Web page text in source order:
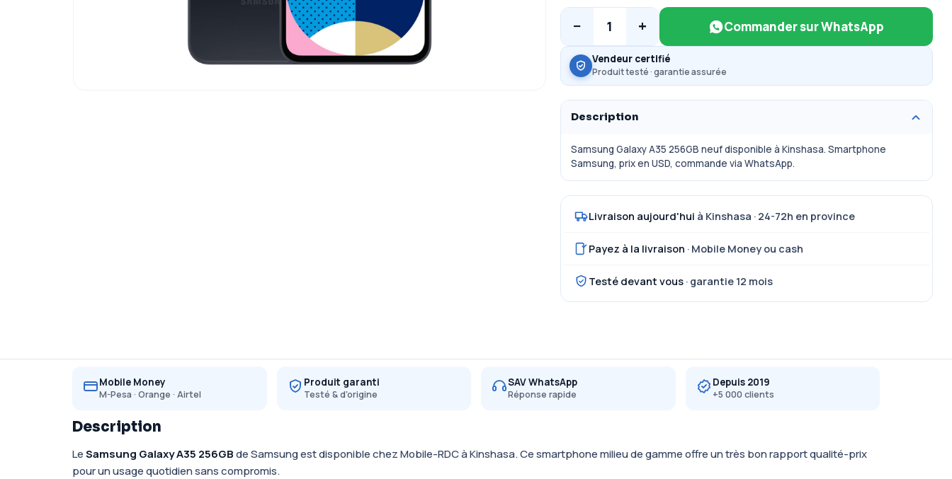
− 1 + Commander sur WhatsApp
Vendeur certifié
Produit testé · garantie assurée
Description
Samsung Galaxy A35 256GB neuf disponible à Kinshasa. Smartphone
Samsung, prix en USD, commande via WhatsApp.
Livraison aujourd'hui à Kinshasa · 24-72h en province
Payez à la livraison · Mobile Money ou cash
Testé devant vous· garantie 12 mois
Mobile Money
M-Pesa · Orange · Airtel
Produit garanti
Testé & d'origine
SAV WhatsApp
Réponse rapide
Depuis 2019
+5 000 clients
Description
LeSamsung Galaxy A35 256GBde Samsung est disponible chez Mobile-RDC à Kinshasa. Ce smartphone milieu de gamme offre un très bon rapport qualité-prix
pour un usage quotidien sans compromis.